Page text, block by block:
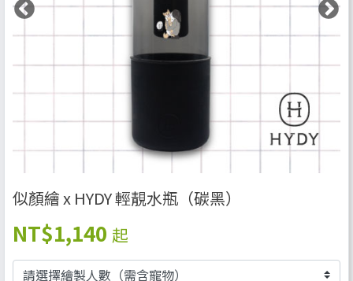
似顏繪 x HYDY 輕靚水瓶（碳黑）
NT$1,140 起